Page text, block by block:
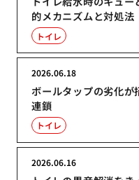
的メカニズムと対処法
トイレ
ボールタップの劣化
連鎖
2026.06.18
トイレ
2026.06.16